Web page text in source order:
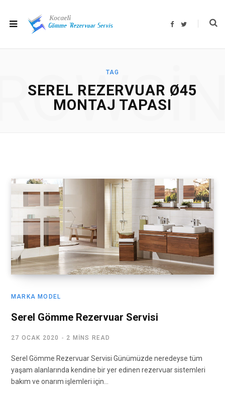
F
T
TAG
SEREL REZERVUAR Ø45
MONTAJ TAPASI
MARKA MODEL
Serel Gömme Rezervuar Servisi
27 OCAK 2020 2 MINS READ
Serel Gömme Rezervuar Servisi Günümüzde neredeyse tüm
yaşam alanlarında kendine bir yer edinen rezervuar sistemleri
bakım ve onarım işlemleri için…